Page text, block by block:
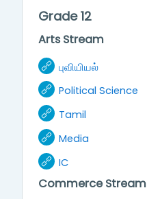
Grade 12
Arts Stream
புவியியல்URL
Political ScienceURL
TamilURL
MediaURL
ICURL
Commerce Stream